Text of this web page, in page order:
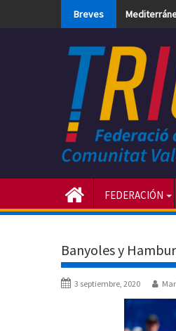
Breves
FEDERACIÓN
Banyoles y
3 septiembre, 2020